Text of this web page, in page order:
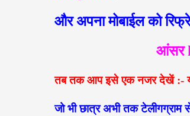
और अपना मोबाईल को
आंसर
तब तक आप इसे एक नजर देखें :-
जो भी छात्र अभी तक